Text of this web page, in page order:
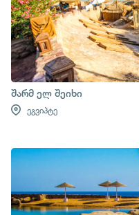
შარმ ელ შეიხი
ეგვიპტე